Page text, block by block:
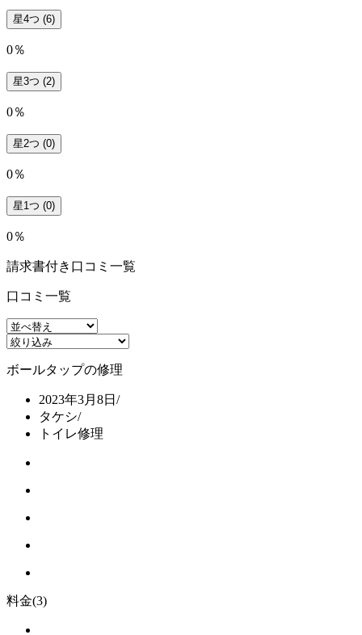
星4つ (6)
0％
星3つ (2)
0％
星2つ (0)
0％
星1つ (0)
0％
請求書付き口コミ一覧
口コミ一覧
ボールタップの修理
2023年3月8日 /
タケシ/
トイレ修理
料金(3)